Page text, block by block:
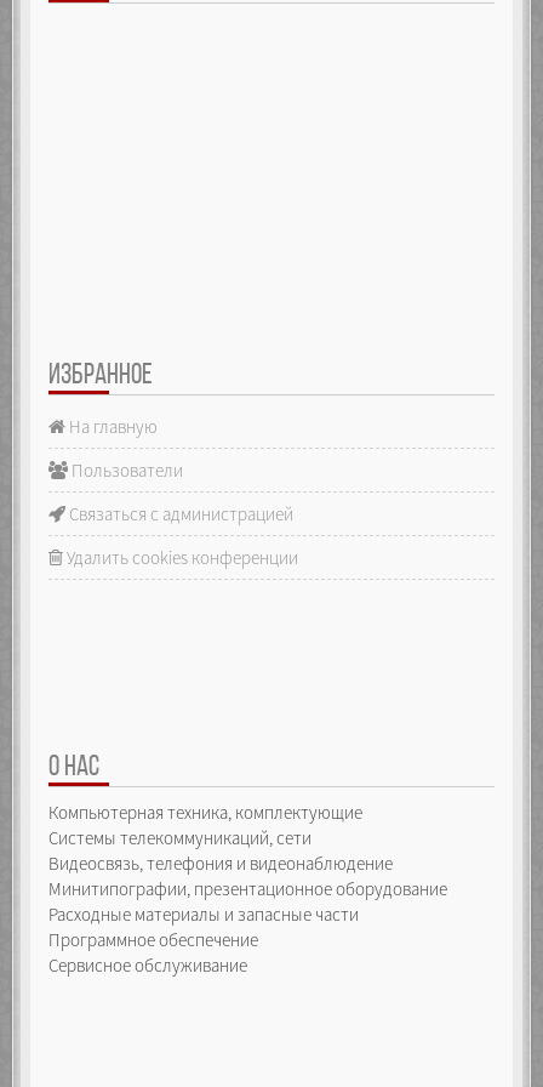
ИЗБРАННОЕ
На главную
Пользователи
Связаться с администрацией
Удалить cookies конференции
О НАС
Компьютерная техника, комплектующие
Системы телекоммуникаций, сети
Видеосвязь, телефония и видеонаблюдение
Минитипографии, презентационное оборудование
Расходные материалы и запасные части
Программное обеспечение
Сервисное обслуживание